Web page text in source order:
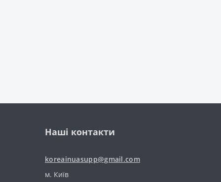
Наші контакти
koreainuasupp@gmail.com
м. Київ